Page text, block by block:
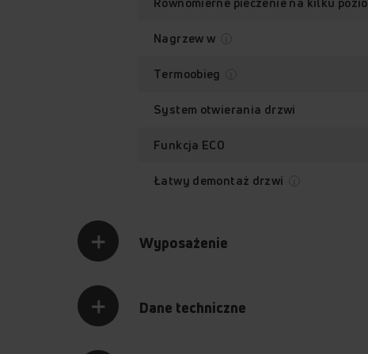
Nagrzew w
Termoobieg
System otwierania drzwi
Funkcja ECO
Łatwy demontaż drzwi
Wyposażenie
Dane techniczne